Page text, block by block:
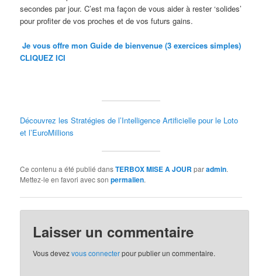
secondes par jour. C’est ma façon de vous aider à rester ‘solides’
pour profiter de vos proches et de vos futurs gains.
Je vous offre mon Guide de bienvenue (3 exercices simples)
CLIQUEZ ICI
Découvrez les Stratégies de l’Intelligence Artificielle pour le Loto
et l’EuroMillions
Ce contenu a été publié dansTERBOX MISE A JOUR paradmin.
Mettez-le en favori avec sonpermalien.
Laisser un commentaire
Vous devezvous connecterpour publier un commentaire.